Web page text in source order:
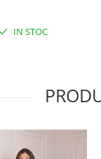
IN STOC